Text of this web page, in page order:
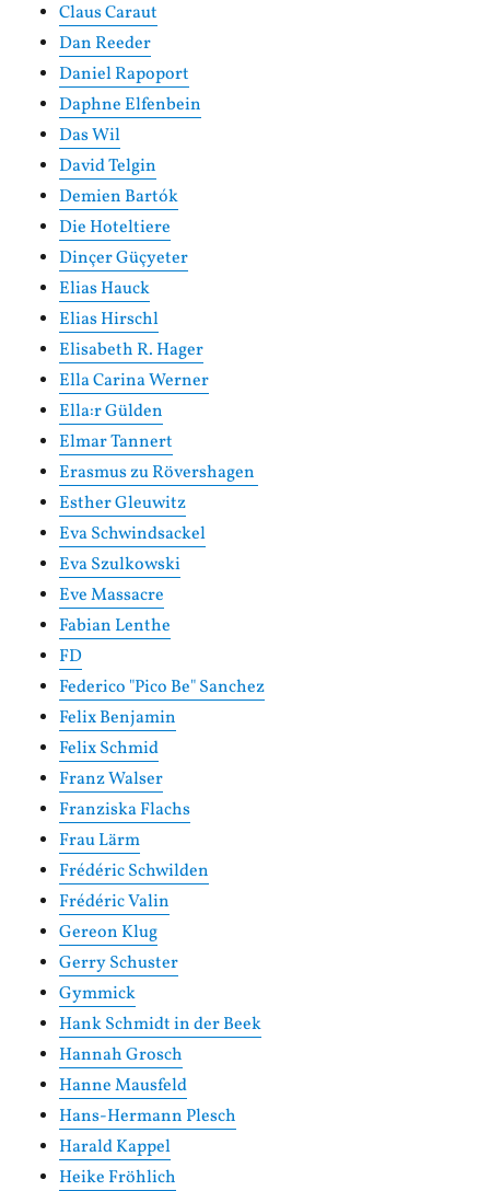
Claus Caraut
Dan Reeder
Daniel Rapoport
Daphne Elfenbein
Das Wil
David Telgin
Demien Bartók
Die Hoteltiere
Dinçer Güçyeter
Elias Hauck
Elias Hirschl
Elisabeth R. Hager
Ella Carina Werner
Ella:r Gülden
Elmar Tannert
Erasmus zu Rövershagen
Esther Gleuwitz
Eva Schwindsackel
Eva Szulkowski
Eve Massacre
Fabian Lenthe
FD
Federico "Pico Be" Sanchez
Felix Benjamin
Felix Schmid
Franz Walser
Franziska Flachs
Frau Lärm
Frédéric Schwilden
Frédéric Valin
Gereon Klug
Gerry Schuster
Gymmick
Hank Schmidt in der Beek
Hannah Grosch
Hanne Mausfeld
Hans-Hermann Plesch
Harald Kappel
Heike Fröhlich